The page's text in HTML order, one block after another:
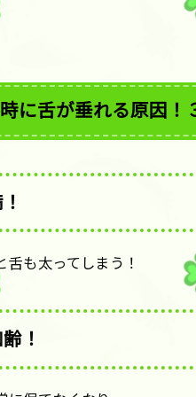
に舌が垂れる原因！
舌も太ってしまう！
！